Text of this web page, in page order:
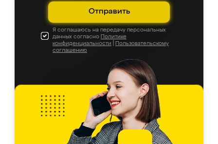
Отправить
Я соглашаюсь на передачу персональных
данных согласно Политике
конфиденциальности
Пользовательскому
соглашению